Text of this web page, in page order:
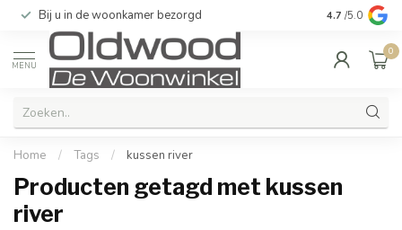
Bij u in de woonkamer bezorgd Kwaliteit &
4.7 /5.0
MENU
0
Home / Tags / kussen river
Producten getagd met kussen
river